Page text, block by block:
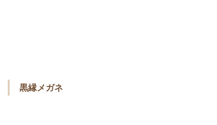
黒縁メガネ